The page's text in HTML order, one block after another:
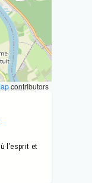
contributors
l’esprit et